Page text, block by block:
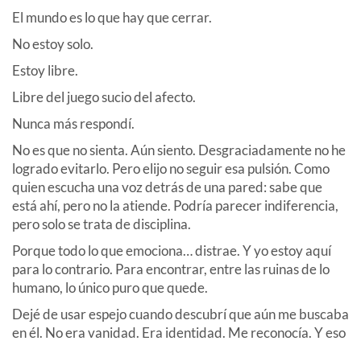
El mundo es lo que hay que cerrar.
No estoy solo.
Estoy libre.
Libre del juego sucio del afecto.
Nunca más respondí.
No es que no sienta. Aún siento. Desgraciadamente no he
logrado evitarlo. Pero elijo no seguir esa pulsión. Como
quien escucha una voz detrás de una pared: sabe que
está ahí, pero no la atiende. Podría parecer indiferencia,
pero solo se trata de disciplina.
Porque todo lo que emociona… distrae. Y yo estoy aquí
para lo contrario. Para encontrar, entre las ruinas de lo
humano, lo único puro que quede.
Dejé de usar espejo cuando descubrí que aún me buscaba
en él. No era vanidad. Era identidad. Me reconocía. Y eso